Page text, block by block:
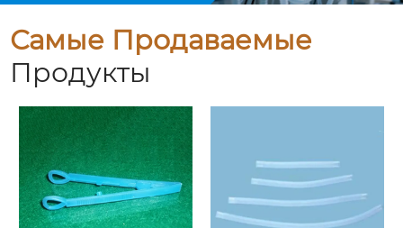
Самые Продаваемые
Продукты